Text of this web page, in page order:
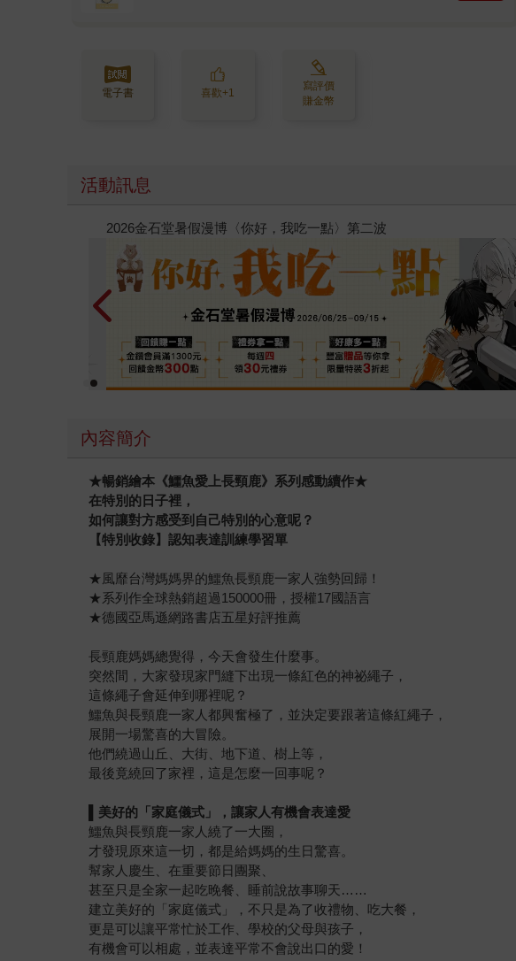
電子書 喜歡+1
寫評價
賺金幣
活動訊息
春光ｘ奇幻基地｜全書系展
內容簡介
★暢銷繪本《鱷魚愛上長頸鹿》系列感動續作★
在特別的日子裡，
如何讓對方感受到自己特別的心意呢？
【特別收錄】認知表達訓練學習單
★風靡台灣媽媽界的鱷魚長頸鹿一家人強勢回歸！
★系列作全球熱銷超過150000冊，授權17國語言
★德國亞馬遜網路書店五星好評推薦
長頸鹿媽媽總覺得，今天會發生什麼事。
突然間，大家發現家門縫下出現一條紅色的神祕繩子，
這條繩子會延伸到哪裡呢？
鱷魚與長頸鹿一家人都興奮極了，並決定要跟著這條紅繩子，
展開一場驚喜的大冒險。
他們繞過山丘、大街、地下道、樹上等，
最後竟繞回了家裡，這是怎麼一回事呢？
美好的「家庭儀式」，讓家人有機會表達愛
鱷魚與長頸鹿一家人繞了一大圈，
才發現原來這一切，都是給媽媽的生日驚喜。
幫家人慶生、在重要節日團聚、
甚至只是全家一起吃晚餐、睡前說故事聊天……
建立美好的「家庭儀式」，不只是為了收禮物、吃大餐，
更是可以讓平常忙於工作、學校的父母與孩子，
有機會可以相處，並表達平常不會說出口的愛！